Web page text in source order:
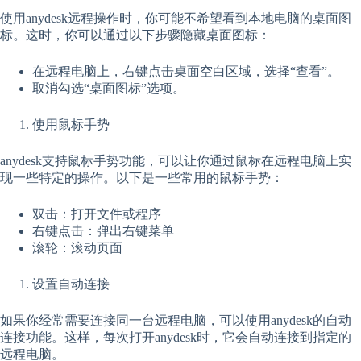
使用anydesk远程操作时，你可能不希望看到本地电脑的桌面图
标。这时，你可以通过以下步骤隐藏桌面图标：
在远程电脑上，右键点击桌面空白区域，选择“查看”。
取消勾选“桌面图标”选项。
使用鼠标手势
anydesk支持鼠标手势功能，可以让你通过鼠标在远程电脑上实
现一些特定的操作。以下是一些常用的鼠标手势：
双击：打开文件或程序
右键点击：弹出右键菜单
滚轮：滚动页面
设置自动连接
如果你经常需要连接同一台远程电脑，可以使用anydesk的自动
连接功能。这样，每次打开anydesk时，它会自动连接到指定的
远程电脑。